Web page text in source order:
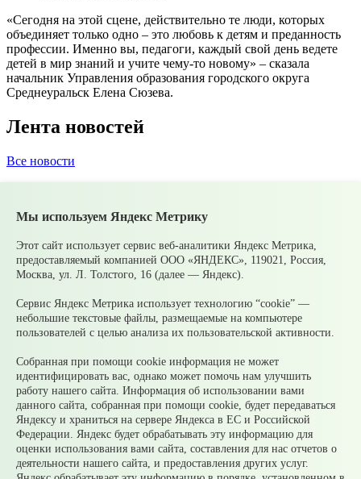
«Сегодня на этой сцене, действительно те люди, которых
объединяет только одно – это любовь к детям и преданность
профессии. Именно вы, педагоги, каждый свой день ведете
детей в мир знаний и учите чему-то новому» – сказала
начальник Управления образования городского округа
Среднеуральск Елена Сюзева.
Лента новостей
Все новости
05 августаНалоги на имущество детей: как родителям
взыскания
05 августаРассчитать налог по прогрессивной шкале
удобнее с помощью онлайн – калькулятора НДФЛ
своих близких?
04 августаСтартовал набор на образовательную
программу «Патриоты» для участников СВО и их семей
обяжут резервировать у крупных работодателей
Свердловской области для ветеранов боевых действий
Мы используем Яндекс Метрику
Этот сайт использует сервис веб-аналитики Яндекс Метрика,
предоставляемый компанией ООО «ЯНДЕКС», 119021, Россия,
Москва, ул. Л. Толстого, 16 (далее — Яндекс).
Сервис Яндекс Метрика использует технологию “cookie” —
небольшие текстовые файлы, размещаемые на компьютере
пользователей с целью анализа их пользовательской активности.
Собранная при помощи cookie информация не может
идентифицировать вас, однако может помочь нам улучшить
работу нашего сайта. Информация об использовании вами
данного сайта, собранная при помощи cookie, будет передаваться
Яндексу и храниться на сервере Яндекса в ЕС и Российской
Федерации. Яндекс будет обрабатывать эту информацию для
оценки использования вами сайта, составления для нас отчетов о
деятельности нашего сайта, и предоставления других услуг.
© 2026 Официальный сайт Муниципального округа
Среднеуральск Свердловской области
Карта сайта Архив